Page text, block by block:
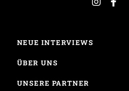
NEUE INTERVIEWS
ÜBER UNS
UNSERE PARTNER